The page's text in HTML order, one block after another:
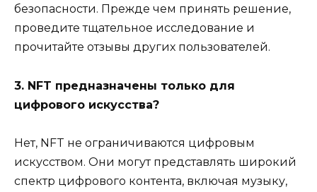
безопасности. Прежде чем принять решение,
проведите тщательное исследование и
прочитайте отзывы других пользователей.
3. NFT предназначены только для
цифрового искусства?
Нет, NFT не ограничиваются цифровым
искусством. Они могут представлять широкий
спектр цифрового контента, включая музыку,